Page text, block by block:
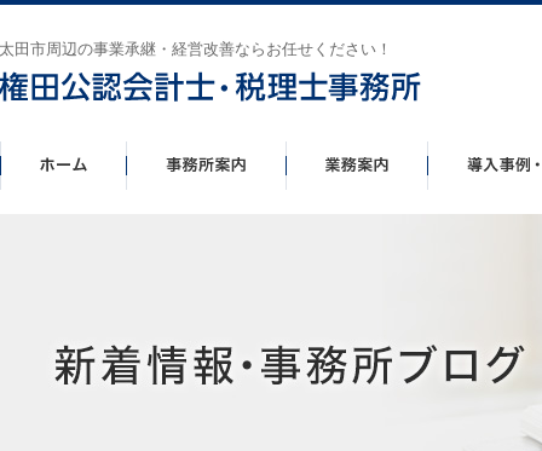
太田市周辺の事業承継・経営改善ならお任せください！